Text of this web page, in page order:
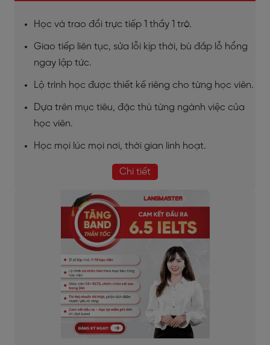
Học và trao đổi trực tiếp 1 thầy 1 trò.
Giao tiếp liên tục, sửa lỗi kịp thời, bù đắp lỗ hổng
ngay lập tức.
Lộ trình học được thiết kế riêng cho từng học viên.
Dựa trên mục tiêu, đặc thù từng ngành việc của
học viên.
Học mọi lúc mọi nơi, thời gian linh hoạt.
Chi tiết